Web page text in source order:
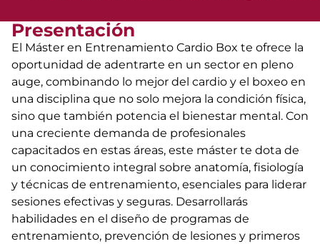
Presentación
El Máster en Entrenamiento Cardio Box te ofrece la
oportunidad de adentrarte en un sector en pleno
auge, combinando lo mejor del cardio y el boxeo en
una disciplina que no solo mejora la condición física,
sino que también potencia el bienestar mental. Con
una creciente demanda de profesionales
capacitados en estas áreas, este máster te dota de
un conocimiento integral sobre anatomía, fisiología
y técnicas de entrenamiento, esenciales para liderar
sesiones efectivas y seguras. Desarrollarás
habilidades en el diseño de programas de
entrenamiento, prevención de lesiones y primeros